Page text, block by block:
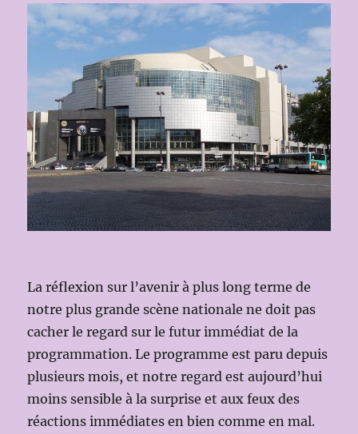
La réflexion sur l’avenir à plus long terme de
notre plus grande scène nationale ne doit pas
cacher le regard sur le futur immédiat de la
programmation. Le programme est paru depuis
plusieurs mois, et notre regard est aujourd’hui
moins sensible à la surprise et aux feux des
réactions immédiates en bien comme en mal.